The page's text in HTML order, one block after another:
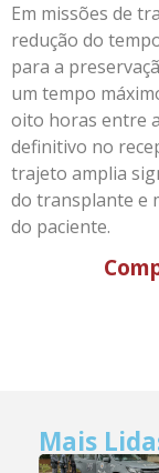
Em missões de
redução do
para a
um tempo
oito horas entre
definitivo no
trajeto amplia
do transplante e
do paciente.
Mais